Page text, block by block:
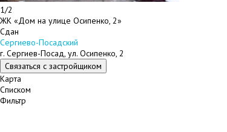
1/2
ЖК «Дом на улице Осипенко, 2»
Сдан
Сергиево-Посадский
г. Сергиев-Посад, ул. Осипенко, 2
Связаться с застройщиком
Карта
Списком
Фильтр